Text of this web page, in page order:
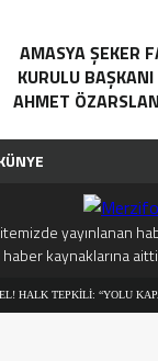
AMASYA ŞEKER
KURULU
AHMET
yayınlanan
kaynaklarına
“YOLU KAPATMAK